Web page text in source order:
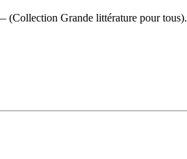
Grande littérature pour tous).